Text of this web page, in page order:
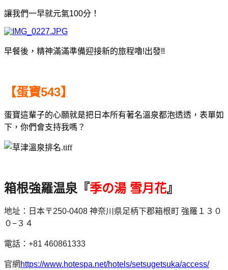
讓我們一早就元氣100分！
早餐後，精神滿滿準備迎接新的旅程嚕!出發!!
【蛋寶543】
蛋寶這輩子的心願就是把日本所有著名溫泉都泡透透， 表單如
下，你們會支持我嗎？
箱根強羅温泉『季の湯 雪月花』
地址：日本〒250-0408 神奈川県足柄下郡箱根町 強羅１３０
０−３４
電話：+81 460861333
官網 https://www.hotespa.net/hotels/setsugetsuka/access/